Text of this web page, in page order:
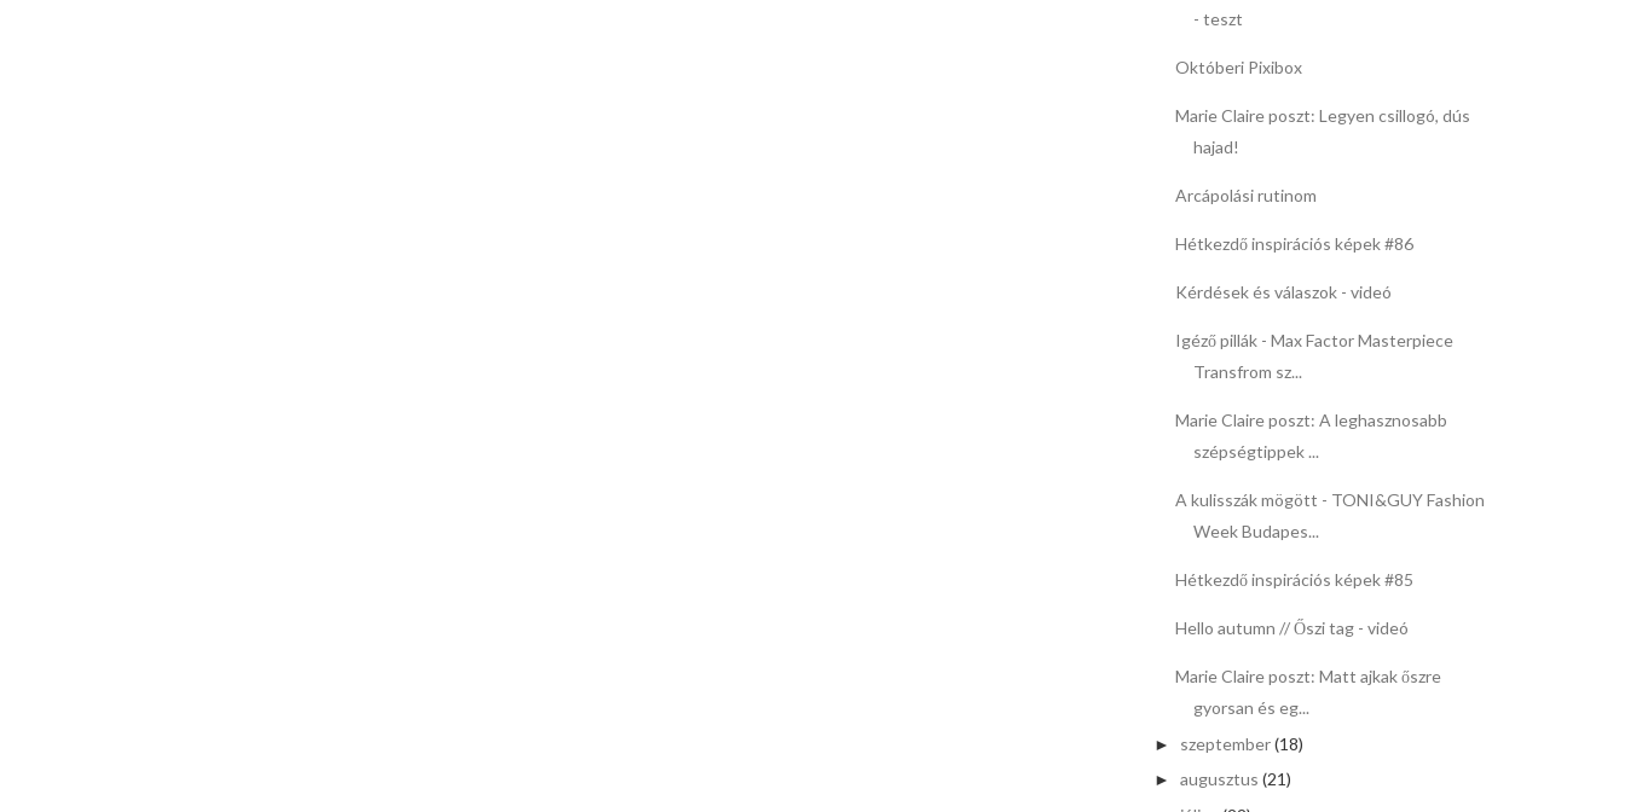
- teszt
Októberi Pixibox
Marie Claire poszt: Legyen csillogó, dús
hajad!
Arcápolási rutinom
Hétkezdő inspirációs képek #86
Kérdések és válaszok - videó
Igéző pillák - Max Factor Masterpiece
Transfrom sz...
Marie Claire poszt: A leghasznosabb
szépségtippek ...
A kulisszák mögött - TONI&GUY Fashion
Week Budapes...
Hétkezdő inspirációs képek #85
Hello autumn // Őszi tag - videó
Marie Claire poszt: Matt ajkak őszre
gyorsan és eg...
► szeptember(18)
► augusztus (21)